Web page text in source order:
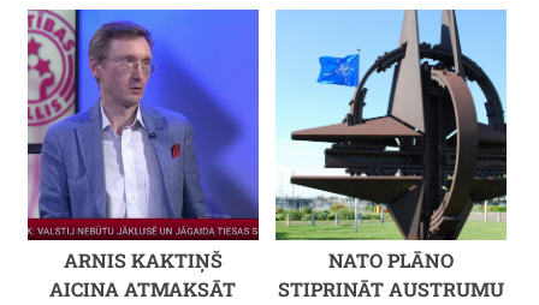
ARNIS KAKTIŅŠ
AICINA ATMAKSĀT
NATO PLĀNO
STIPRINĀT AUSTRUMU